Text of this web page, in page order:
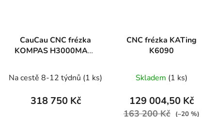
CauCau CNC frézka
KOMPAS H3000MAX-
Na cestě 8-12 týdnů (1 ks)
318 750 Kč
CNC frézka KATing
K6090
Skladem (1 ks)
129 004,50 Kč
163 200 Kč (–20 %)